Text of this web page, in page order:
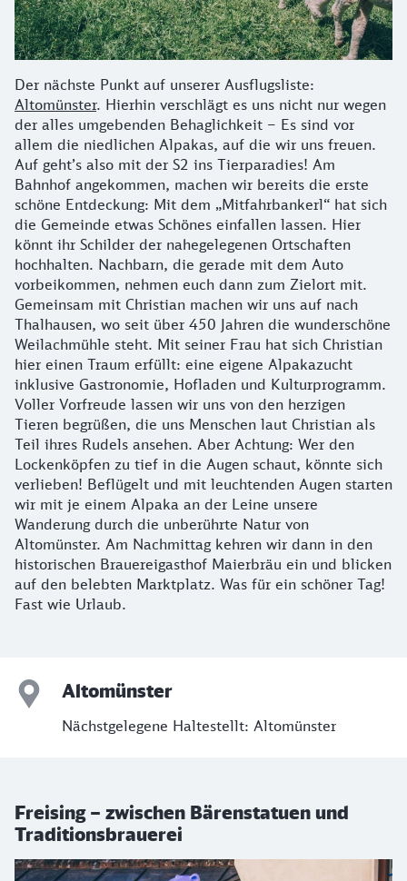
Der nächste Punkt auf unserer Ausflugsliste:
Altomünster. Hierhin verschlägt es uns nicht nur wegen
der alles umgebenden Behaglichkeit – Es sind vor
allem die niedlichen Alpakas, auf die wir uns freuen.
Auf geht’s also mit der S2 ins Tierparadies! Am
Bahnhof angekommen, machen wir bereits die erste
schöne Entdeckung: Mit dem „Mitfahrbankerl“ hat sich
die Gemeinde etwas Schönes einfallen lassen. Hier
könnt ihr Schilder der nahegelegenen Ortschaften
hochhalten. Nachbarn, die gerade mit dem Auto
vorbeikommen, nehmen euch dann zum Zielort mit.
Gemeinsam mit Christian machen wir uns auf nach
Thalhausen, wo seit über 450 Jahren die wunderschöne
Weilachmühle steht. Mit seiner Frau hat sich Christian
hier einen Traum erfüllt: eine eigene Alpakazucht
inklusive Gastronomie, Hofladen und Kulturprogramm.
Voller Vorfreude lassen wir uns von den herzigen
Tieren begrüßen, die uns Menschen laut Christian als
Teil ihres Rudels ansehen. Aber Achtung: Wer den
Lockenköpfen zu tief in die Augen schaut, könnte sich
verlieben! Beflügelt und mit leuchtenden Augen starten
wir mit je einem Alpaka an der Leine unsere
Wanderung durch die unberührte Natur von
Altomünster. Am Nachmittag kehren wir dann in den
historischen Brauereigasthof Maierbräu ein und blicken
auf den belebten Marktplatz. Was für ein schöner Tag!
Fast wie Urlaub.
Altomünster
Nächstgelegene Haltestellt: Altomünster
Freising – zwischen Bärenstatuen und
Traditionsbrauerei